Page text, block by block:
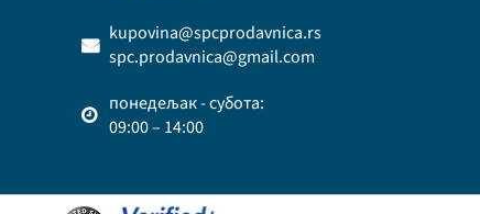
kupovina@spcprodavnica.rs
spc.prodavnica@gmail.com
понедељак - субота:
09:00 – 14:00